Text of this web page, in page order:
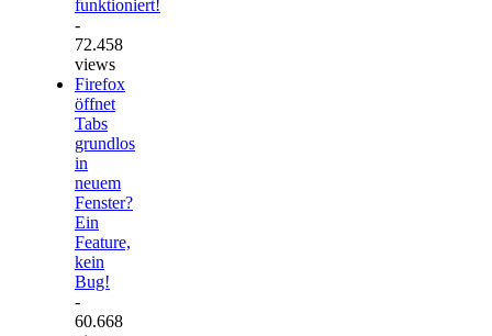
funktioniert!
-
72.458
views
Firefox
öffnet
Tabs
grundlos
in
neuem
Fenster?
Ein
Feature,
kein
Bug!
-
60.668